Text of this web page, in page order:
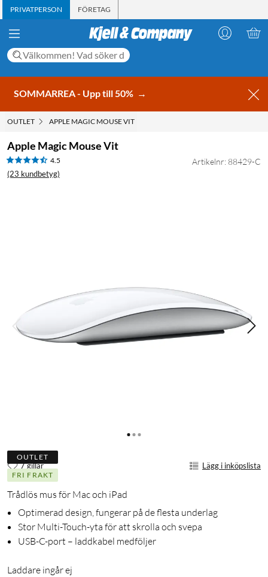
PRIVATPERSON FÖRETAG
SOMMARREA - Upp till 50% →
OUTLET APPLE MAGIC MOUSE VIT
Apple Magic Mouse Vit
4.5
(23 kundbetyg)
Artikelnr: 88429-C
OUTLET
FRI FRAKT
7 gillar Lägg i inköpslista
Trådlös mus för Mac och iPad
Optimerad design, fungerar på de flesta underlag
Stor Multi-Touch-yta för att skrolla och svepa
USB-C-port – laddkabel medföljer
Laddare ingår ej